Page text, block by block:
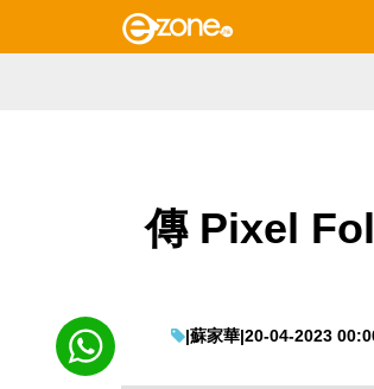
傳 Pixel
|蘇家華|20-04-2023